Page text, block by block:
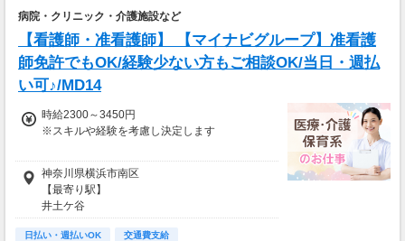
病院・クリニック・介護施設など
【看護師・准看護師】 【マイナビグループ】准看護
師免許でもOK/経験少ない方もご相談OK/当日・週払
い可♪/MD14
時給2300～3450円
※スキルや経験を考慮し決定します
【月収例】
40.5万円（週5日勤務）
＝時給2300円×8h×22日
22.1万円（週3日勤務）
神奈川県横浜市南区
【最寄り駅】
井土ケ谷
日払い・週払いOK 交通費支給